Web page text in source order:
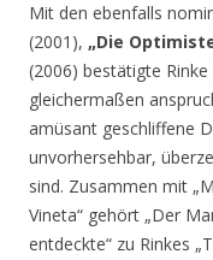
Mit den ebenfalls
(2001), „Die
(2006) bestätigte
gleichermaßen
amüsant geschliffene
unvorhersehbar,
sind. Zusammen mit
Vineta“ gehört „Der
entdeckte“ zu Rinkes